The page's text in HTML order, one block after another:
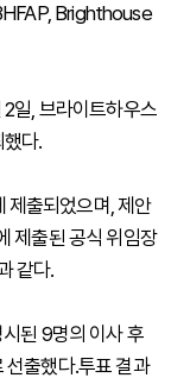
Brighthouse
일, 브라이트하우스
다.
제출되었으며, 제안
제출된 공식 위임장
같다.
된 9명의 이사 후
선출했다.투표 결과